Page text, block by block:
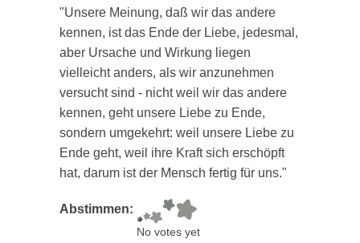
"Unsere Meinung, daß wir das andere
kennen, ist das Ende der Liebe, jedesmal,
aber Ursache und Wirkung liegen
vielleicht anders, als wir anzunehmen
versucht sind - nicht weil wir das andere
kennen, geht unsere Liebe zu Ende,
sondern umgekehrt: weil unsere Liebe zu
Ende geht, weil ihre Kraft sich erschöpft
hat, darum ist der Mensch fertig für uns."
Abstimmen:
No votes yet